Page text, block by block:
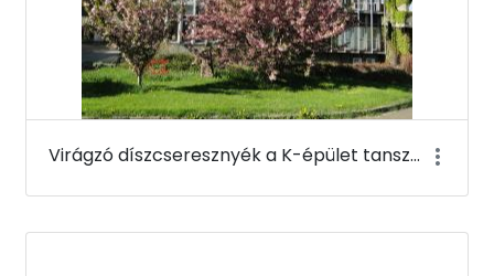
Virágzó díszcseresznyék a K-épület tanszéki szárnya mellett - Budai Arborétum